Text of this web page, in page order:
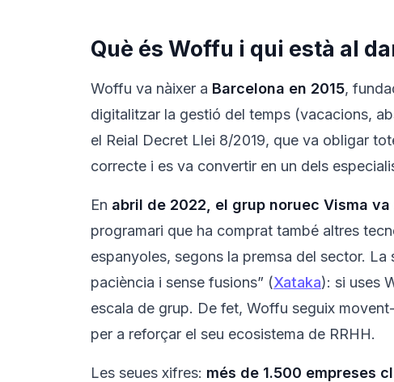
Què és Woffu i qui està al
Woffu va nàixer a Barcelona en 2015,
digitalitzar la gestió del temps (vacacions,
el Reial Decret Llei 8/2019, que va obligar
correcte i es va convertir en un dels
En abril de 2022, el grup noruec Visma
programari que ha comprat també altres
espanyoles, segons la premsa del sector.
paciència i sense fusions” (Xataka): si uses
escala de grup. De fet, Woffu seguix
per a reforçar el seu ecosistema de RRHH.
Les seues xifres: més de 1.500 empreses